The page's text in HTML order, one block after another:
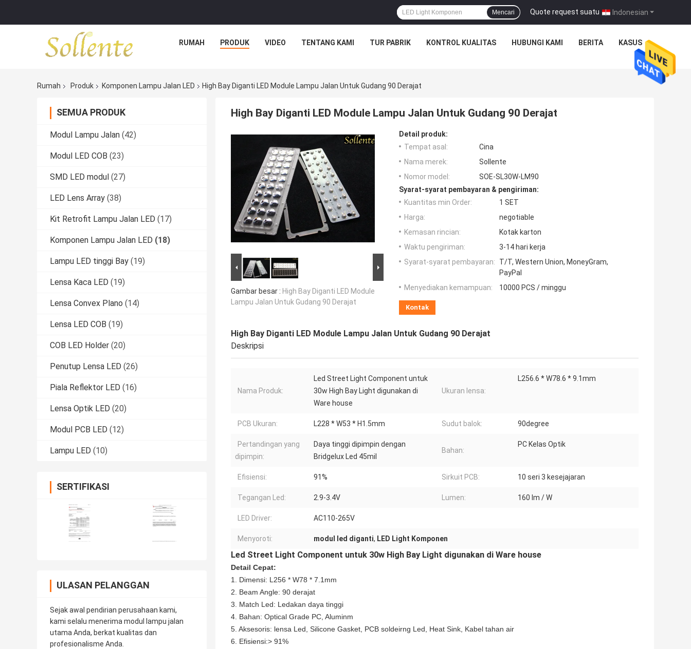
Indonesian
Quote request suatu |
Mencari
RUMAH PRODUK VIDEO TENTANG KAMI TUR PABRIK KONTROL KUALITAS HUBUNGI KAMI BERITA KASUS
Rumah Produk Komponen Lampu Jalan LED High Bay Diganti LED Module Lampu Jalan Untuk Gudang 90 Derajat
SEMUA PRODUK
Modul Lampu Jalan (42)
Modul LED COB (23)
SMD LED modul (27)
LED Lens Array (38)
Kit Retrofit Lampu Jalan LED (17)
Komponen Lampu Jalan LED (18)
Lampu LED tinggi Bay (19)
Lensa Kaca LED (19)
Lensa Convex Plano (14)
Lensa LED COB (19)
COB LED Holder (20)
Penutup Lensa LED (26)
Piala Reflektor LED (16)
Lensa Optik LED (20)
Modul PCB LED (12)
Lampu LED (10)
SERTIFIKASI
ULASAN PELANGGAN
Sejak awal pendirian perusahaan kami,
kami selalu menerima modul lampu jalan
utama Anda, berkat kualitas dan
profesionalisme Anda.
High Bay Diganti LED Module Lampu Jalan Untuk Gudang 90 Derajat
Gambar besar : High Bay Diganti LED Module
Lampu Jalan Untuk Gudang 90 Derajat
Detail produk:
Tempat asal:
Cina
Nama merek:
Sollente
Nomor model:
SOE-SL30W-LM90
Syarat-syarat pembayaran & pengiriman:
Kuantitas min Order:
1 SET
Harga:
negotiable
Kemasan rincian:
Kotak karton
Waktu pengiriman:
3-14 hari kerja
Syarat-syarat pembayaran:
T/T, Western Union, MoneyGram,
PayPal
Menyediakan kemampuan:
10000 PCS / minggu
Kontak
High Bay Diganti LED Module Lampu Jalan Untuk Gudang 90 Derajat
Deskripsi
Nama Produk:
Led Street Light Component untuk
30w High Bay Light digunakan di
Ware house
Ukuran lensa:
L256.6 * W78.6 * 9.1mm
PCB Ukuran: L228 * W53 * H1.5mm Sudut balok: 90degree
Pertandingan yang
dipimpin:
Daya tinggi dipimpin dengan
Bridgelux Led 45mil
Bahan:
PC Kelas Optik
Efisiensi: 91% Sirkuit PCB: 10 seri 3 kesejajaran
Tegangan Led: 2.9-3.4V Lumen: 160 lm / W
LED Driver: AC110-265V
Menyoroti: modul led diganti, LED Light Komponen
Led Street Light Component untuk 30w High Bay Light digunakan di Ware house
Detail Cepat:
1. Dimensi: L256 * W78 * 7.1mm
2. Beam Angle: 90 derajat
3. Match Led: Ledakan daya tinggi
4. Bahan: Optical Grade PC, Aluminm
5. Aksesoris: lensa Led, Silicone Gasket, PCB soldeirng Led, Heat Sink, Kabel tahan air
6. Efisiensi:> 91%